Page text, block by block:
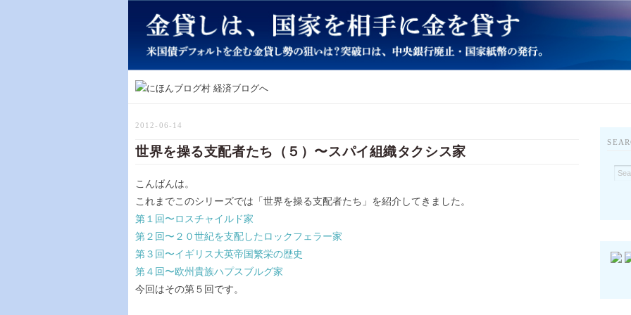
2012-06-14
世界を操る支配者たち（５）〜スパイ組織タクシス家
こんばんは。
これまでこのシリーズでは「世界を操る支配者たち」を紹介してきました。
第１回〜ロスチャイルド家
第２回〜２０世紀を支配したロックフェラー家
第３回〜イギリス大英帝国繁栄の歴史
第４回〜欧州貴族ハプスブルグ家
今回はその第５回です。